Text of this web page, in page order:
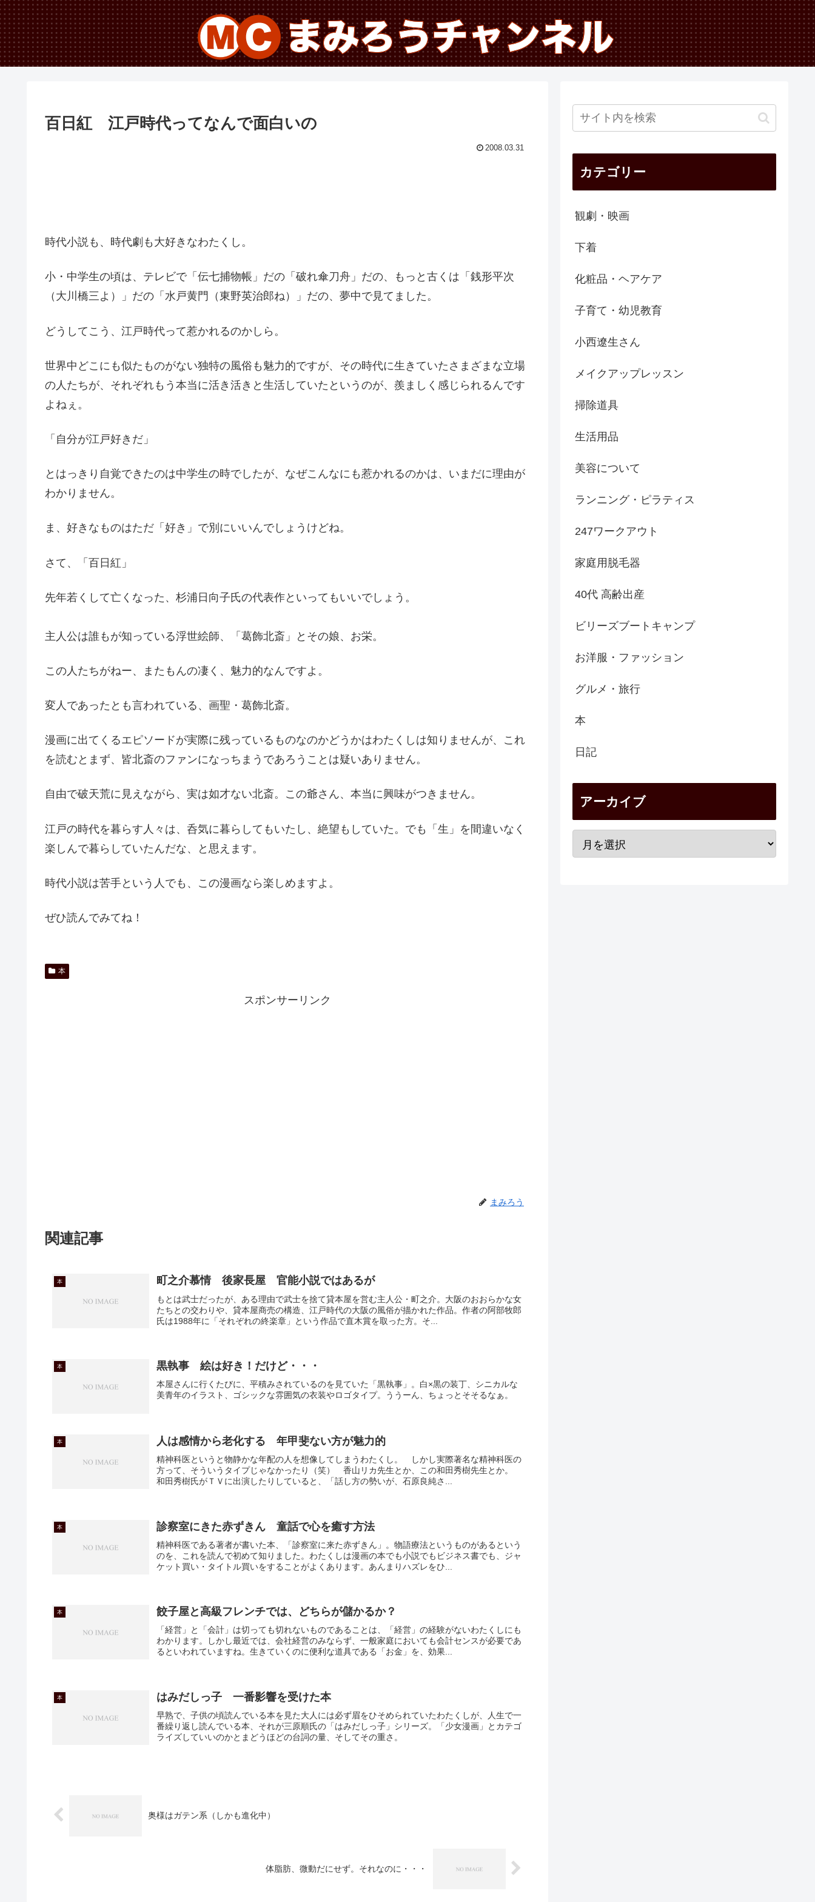
百日紅 江戸時代ってなんで面白いの
2008.03.31
時代小説も、時代劇も大好きなわたくし。
小・中学生の頃は、テレビで「伝七捕物帳」だの「破れ傘刀舟」だの、もっと古くは「銭形平次
（大川橋三よ）」だの「水戸黄門（東野英治郎ね）」だの、夢中で見てました。
どうしてこう、江戸時代って惹かれるのかしら。
世界中どこにも似たものがない独特の風俗も魅力的ですが、その時代に生きていたさまざまな立場
の人たちが、それぞれもう本当に活き活きと生活していたというのが、羨ましく感じられるんです
よねぇ。
「自分が江戸好きだ」
とはっきり自覚できたのは中学生の時でしたが、なぜこんなにも惹かれるのかは、いまだに理由が
わかりません。
ま、好きなものはただ「好き」で別にいいんでしょうけどね。
さて、「百日紅」
先年若くして亡くなった、杉浦日向子氏の代表作といってもいいでしょう。
主人公は誰もが知っている浮世絵師、「葛飾北斎」とその娘、お栄。
この人たちがねー、またもんの凄く、魅力的なんですよ。
変人であったとも言われている、画聖・葛飾北斎。
漫画に出てくるエピソードが実際に残っているものなのかどうかはわたくしは知りませんが、これ
を読むとまず、皆北斎のファンになっちまうであろうことは疑いありません。
自由で破天荒に見えながら、実は如才ない北斎。この爺さん、本当に興味がつきません。
江戸の時代を暮らす人々は、呑気に暮らしてもいたし、絶望もしていた。でも「生」を間違いなく
楽しんで暮らしていたんだな、と思えます。
時代小説は苦手という人でも、この漫画なら楽しめますよ。
ぜひ読んでみてね！
本
スポンサーリンク
まみろう
関連記事
本 町之介慕情 後家長屋 官能小説ではあるが
もとは武士だったが、ある理由で武士を捨て貸本屋を営む主人公・町之介。大阪のおおらかな女
たちとの交わりや、貸本屋商売の構造、江戸時代の大阪の風俗が描かれた作品。作者の阿部牧郎
氏は1988年に「それぞれの終楽章」という作品で直木賞を取った方。そ...
本 黒執事 絵は好き！だけど・・・
本屋さんに行くたびに、平積みされているのを見ていた「黒執事」。白×黒の装丁、シニカルな
美青年のイラスト、ゴシックな雰囲気の衣装やロゴタイプ。ううーん、ちょっとそそるなぁ。
本 人は感情から老化する 年甲斐ない方が魅力的
精神科医というと物静かな年配の人を想像してしまうわたくし。 しかし実際著名な精神科医の
方って、そういうタイプじゃなかったり（笑） 香山リカ先生とか、この和田秀樹先生とか。
和田秀樹氏がＴＶに出演したりしていると、「話し方の勢いが、石原良純さ...
本 診察室にきた赤ずきん 童話で心を癒す方法
精神科医である著者が書いた本、「診察室に来た赤ずきん」。物語療法というものがあるという
のを、これを読んで初めて知りました。わたくしは漫画の本でも小説でもビジネス書でも、ジャ
ケット買い・タイトル買いをすることがよくあります。あんまりハズレをひ...
本 餃子屋と高級フレンチでは、どちらが儲かるか？
「経営」と「会計」は切っても切れないものであることは、「経営」の経験がないわたくしにも
わかります。しかし最近では、会社経営のみならず、一般家庭においても会計センスが必要であ
るといわれていますね。生きていくのに便利な道具である「お金」を、効果...
本 はみだしっ子 一番影響を受けた本
早熟で、子供の頃読んでいる本を見た大人には必ず眉をひそめられていたわたくしが、人生で一
番繰り返し読んでいる本、それが三原順氏の「はみだしっ子」シリーズ。「少女漫画」とカテゴ
ライズしていいのかとまどうほどの台詞の量、そしてその重さ。
奥様はガテン系（しかも進化中）
体脂肪、微動だにせず。それなのに・・・
カテゴリー
観劇・映画
下着
化粧品・ヘアケア
子育て・幼児教育
小西遼生さん
メイクアップレッスン
掃除道具
生活用品
美容について
ランニング・ピラティス
247ワークアウト
家庭用脱毛器
40代 高齢出産
ビリーズブートキャンプ
お洋服・ファッション
グルメ・旅行
本
日記
アーカイブ